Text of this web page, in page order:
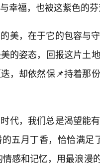
幸福，也被这紫色的芬
美，在于它的包容与
的姿态，回报这片土
，却依然保📌持着那
代，我们总是渴望能
五月丁香，恰恰满足
情感和记忆，用最浪